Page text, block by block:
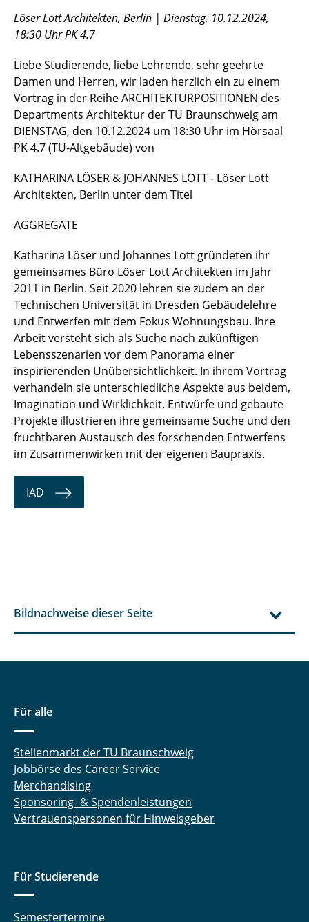
Löser Lott Architekten, Berlin | Dienstag, 10.12.2024,
18:30 Uhr PK 4.7
Liebe Studierende, liebe Lehrende, sehr geehrte
Damen und Herren, wir laden herzlich ein zu einem
Vortrag in der Reihe ARCHITEKTURPOSITIONEN des
Departments Architektur der TU Braunschweig am
DIENSTAG, den 10.12.2024 um 18:30 Uhr im Hörsaal
PK 4.7 (TU-Altgebäude) von
KATHARINA LÖSER & JOHANNES LOTT - Löser Lott
Architekten, Berlin unter dem Titel
AGGREGATE
Katharina Löser und Johannes Lott gründeten ihr
gemeinsames Büro Löser Lott Architekten im Jahr
2011 in Berlin. Seit 2020 lehren sie zudem an der
Technischen Universität in Dresden Gebäudelehre
und Entwerfen mit dem Fokus Wohnungsbau. Ihre
Arbeit versteht sich als Suche nach zukünftigen
Lebensszenarien vor dem Panorama einer
inspirierenden Unübersichtlichkeit. In ihrem Vortrag
verhandeln sie unterschiedliche Aspekte aus beidem,
Imagination und Wirklichkeit. Entwürfe und gebaute
Projekte illustrieren ihre gemeinsame Suche und den
fruchtbaren Austausch des forschenden Entwerfens
im Zusammenwirken mit der eigenen Baupraxis.
IAD
Bildnachweise dieser Seite
Für alle
Stellenmarkt der TU Braunschweig
Jobbörse des Career Service
Merchandising
Sponsoring- & Spendenleistungen
Vertrauenspersonen für Hinweisgeber
Für Studierende
Semestertermine